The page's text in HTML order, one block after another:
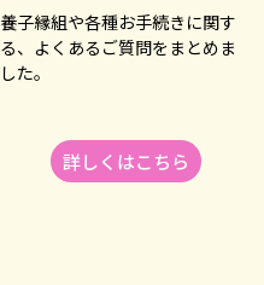
養⼦縁組や各種お⼿続きに関す
る、よくあるご質問をまとめま
した。
詳しくはこちら